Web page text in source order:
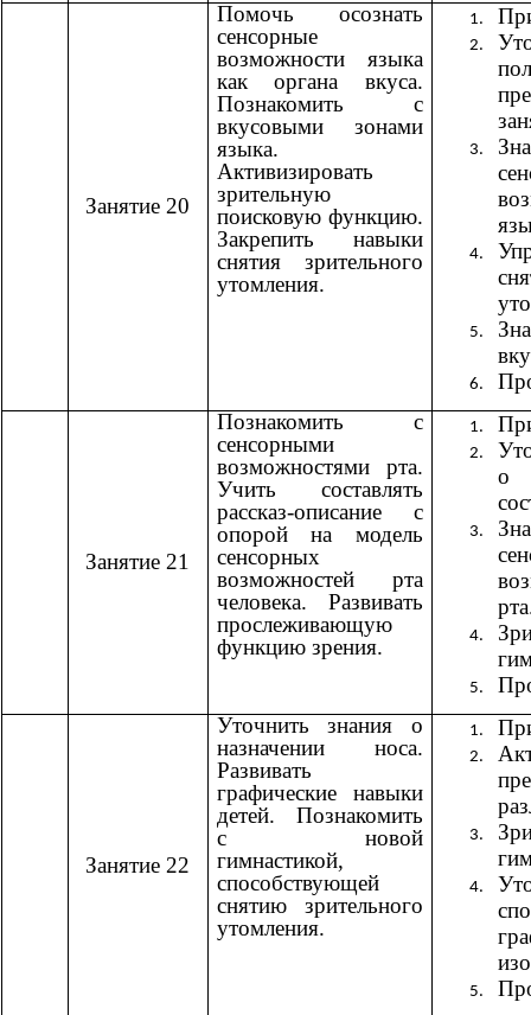
Занятие 20
Помочь осознать
сенсорные
возможности языка
как органа вкуса.
Познакомить с
вкусовыми зонами
языка.
Активизировать
зрительную
поисковую функцию.
Закрепить навыки
снятия зрительного
утомления.
Занятие 21
Познакомить с
сенсорными
возможностями рта.
Учить составлять
рассказ-описание с
опорой на модель
сенсорных
возможностей рта
человека. Развивать
прослеживающую
функцию зрения.
о
Занятие 22
Уточнить знания о
назначении носа.
Развивать
графические навыки
детей. Познакомить
с новой
гимнастикой,
способствующей
снятию зрительного
утомления.